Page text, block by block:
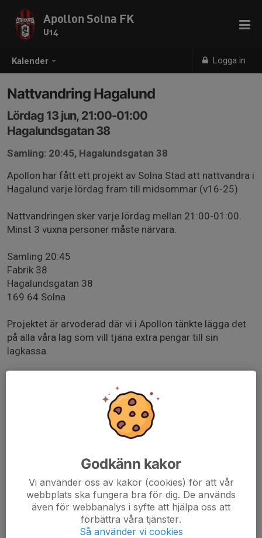
Kalender Logga in
Apollon Solna FK
U14
Nattvandring Hagalund
Lördag 13 jun, 21:00-01:00
Hagalundsgatan 38
Samling: 20:45, Hagalundsgatan 38
Apollon har fått ett projekt av Solna Stad att nattvandra i
Hagalund varje lördag fram till midsommar (v16-25)
Nattvandringen sker varje lördag mellan 21:00-01:00.
Minst 3 vuxna personer måste närvara.
Samling 20:45
Fabrik 38
Hagalundsgatan 38
169 64 Solna
Projektet är arvoderad där vi i Apollon tänkte lägga det
på alla våra lag som vill tjäna extra pengar till sin
lagkassa.
Svara på kallelsen vem som är intresserad att gå
maj mellan 21:00-01:00.
ATT LÄSA
Godkänn kakor
Vi använder oss av kakor (cookies) för att vår
webbplats ska fungera bra för dig. De används
även för webbanalys i syfte att hjälpa oss att
förbättra våra tjänster.
Så använder vi cookies